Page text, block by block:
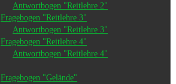
Antwortbogen "Reitlehre 2"
Fragebogen "Reitlehre 3"
Antwortbogen "Reitlehre 3"
Fragebogen "Reitlehre 4"
Antwortbogen "Reitlehre 4"
Fragebogen "Gelände"